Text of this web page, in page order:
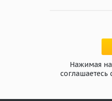
Нажимая на
соглашаетесь